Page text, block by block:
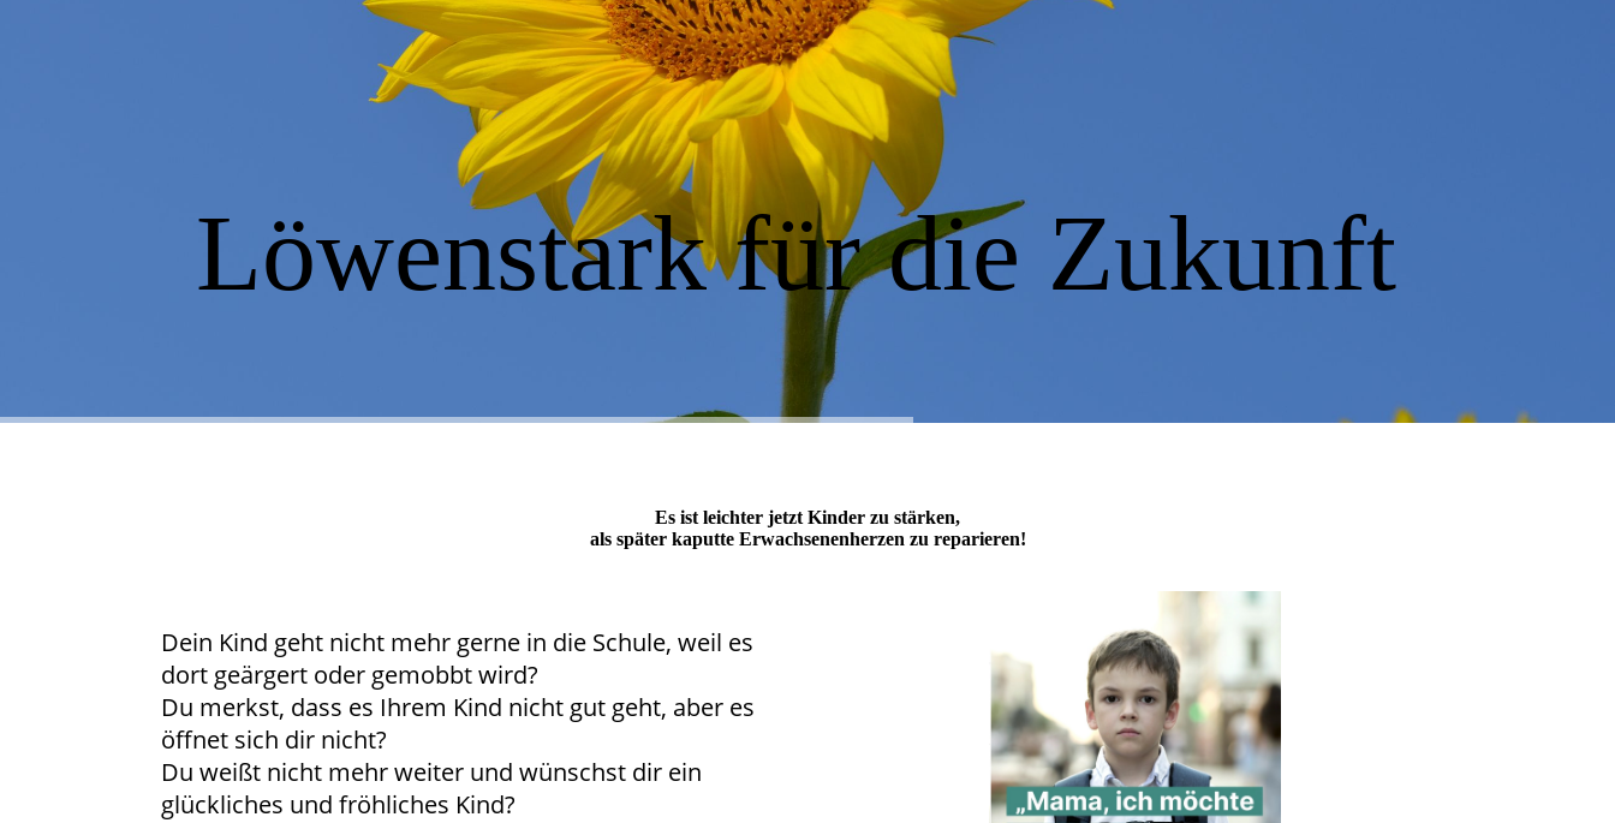
Löwenstark für die Zukunft
Es ist leichter jetzt Kinder zu stärken,
als später kaputte Erwachsenenherzen zu reparieren!
Dein Kind geht nicht mehr gerne in die Schule, weil es
dort geärgert oder gemobbt wird?
Du merkst, dass es Ihrem Kind nicht gut geht, aber es
öffnet sich dir nicht?
Du weißt nicht mehr weiter und wünschst dir ein
glückliches und fröhliches Kind?